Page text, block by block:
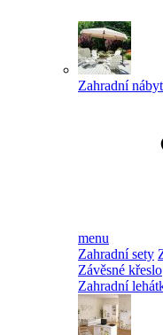
Zahradní
menu
Zahradní sety
Závěsné křeslo
Zahradní